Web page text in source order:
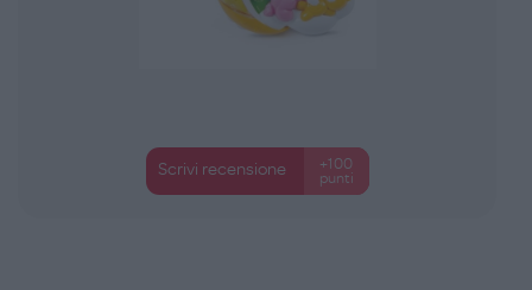
Scrivi recensione
+100
punti